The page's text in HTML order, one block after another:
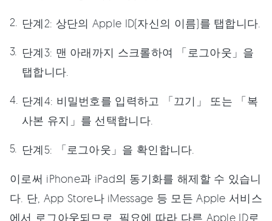
단계2: 상단의 Apple ID(자신의 이름)를 탭합니다.
단계3: 맨 아래까지 스크롤하여 「로그아웃」을
탭합니다.
단계4: 비밀번호를 입력하고 「끄기」 또는 「복
사본 유지」를 선택합니다.
단계5: 「로그아웃」을 확인합니다.
이로써 iPhone과 iPad의 동기화를 해제할 수 있습니
다. 단, App Store나 iMessage 등 모든 Apple 서비스
에서 로그아웃되므로, 필요에 따라 다른 Apple ID로